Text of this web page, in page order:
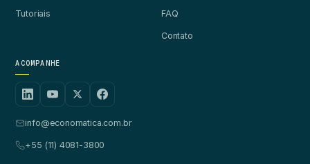
Tutoriais FAQ
Contato
ACOMPANHE
info@economatica.com.br
+55 (11) 4081-3800